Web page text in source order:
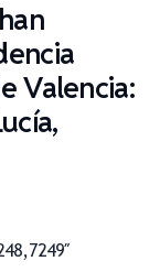
Valencia: